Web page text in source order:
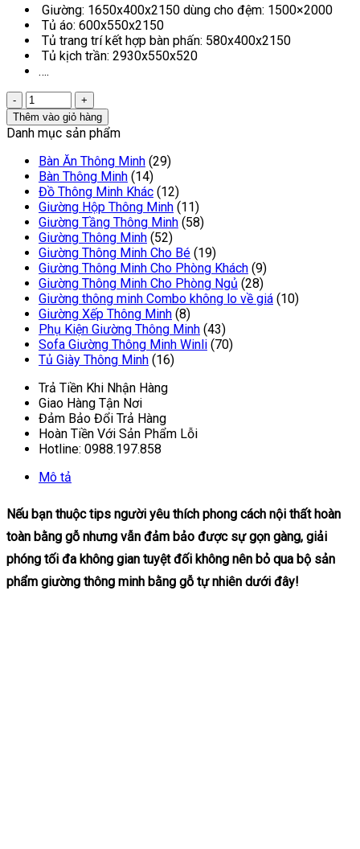
Giường: 1650x400x2150 dùng cho đệm: 1500×2000
Tủ áo: 600x550x2150
Tủ trang trí kết hợp bàn phấn: 580x400x2150
Tủ kịch trần: 2930x550x520
….
Thêm vào giỏ hàng
Danh mục sản phẩm
Bàn Ăn Thông Minh (29)
Bàn Thông Minh (14)
Đồ Thông Minh Khác (12)
Giường Hộp Thông Minh (11)
Giường Tầng Thông Minh (58)
Giường Thông Minh (52)
Giường Thông Minh Cho Bé (19)
Giường Thông Minh Cho Phòng Khách (9)
Giường Thông Minh Cho Phòng Ngủ (28)
Giường thông minh Combo không lo về giá (10)
Giường Xếp Thông Minh (8)
Phụ Kiện Giường Thông Minh (43)
Sofa Giường Thông Minh Winli (70)
Tủ Giày Thông Minh (16)
Trả Tiền Khi Nhận Hàng
Giao Hàng Tận Nơi
Đảm Bảo Đổi Trả Hàng
Hoàn Tiền Với Sản Phẩm Lỗi
Hotline: 0988.197.858
Mô tả
Nếu bạn thuộc tips người yêu thích phong cách nội thất hoàn
toàn bằng gỗ nhưng vẫn đảm bảo được sự gọn gàng, giải
phóng tối đa không gian tuyệt đối không nên bỏ qua bộ sản
phẩm giường thông minh bằng gỗ tự nhiên dưới đây!